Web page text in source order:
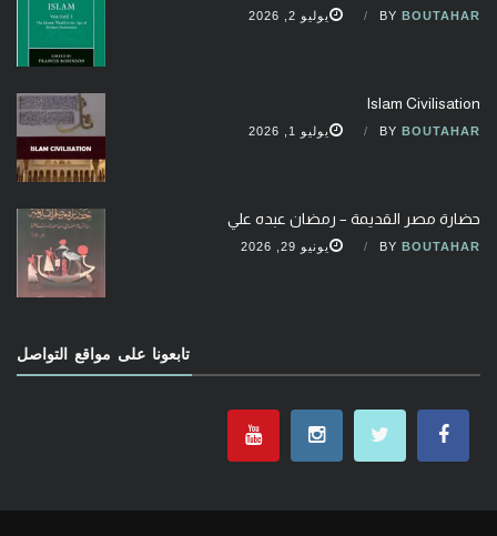
BY BOUTAHAR يوليو 2, 2026
Islam Civilisation
BY BOUTAHAR يوليو 1, 2026
حضارة مصر القديمة – رمضان عبده علي
BY BOUTAHAR يونيو 29, 2026
تابعونا على مواقع التواصل